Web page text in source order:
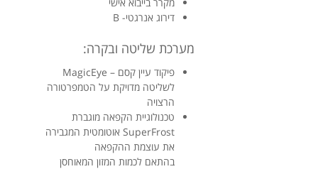
דירוג אנרגטי- B
מערכת שליטה ובקרה:
פיקוד עיין קסם – MagicEye
לשליטה מדויקת על הטמפרטורה
הרצויה
טכנולוגיית הקפאה מוגברת
SuperFrost אוטומטית המגבירה
את עוצמת ההקפאה
בהתאם לכמות המזון המאוחסן